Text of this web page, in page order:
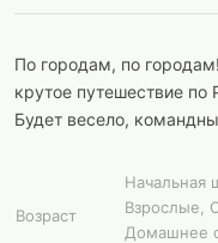
По городам, по
крутое путешествие по
Будет весело,
Возраст
Начальная
Взрослые,
Домашнее